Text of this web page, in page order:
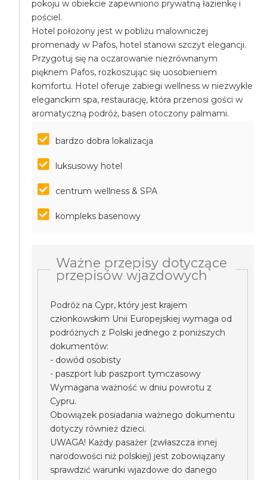
pokoju w obiekcie zapewniono prywatną łazienkę i
pościel.
Hotel położony jest w pobliżu malowniczej
promenady w Pafos, hotel stanowi szczyt elegancji.
Przygotuj się na oczarowanie niezrównanym
pięknem Pafos, rozkoszując się uosobieniem
komfortu. Hotel oferuje zabiegi wellness w niezwykle
eleganckim spa, restaurację, która przenosi gości w
aromatyczną podróż, basen otoczony palmami.
bardzo dobra lokalizacja
luksusowy hotel
centrum wellness & SPA
kompleks basenowy
Ważne przepisy dotyczące
przepisów wjazdowych
Podróż na Cypr, który jest krajem
członkowskim Unii Europejskiej wymaga od
podróżnych z Polski jednego z poniższych
dokumentów:
- dowód osobisty
- paszport lub paszport tymczasowy
Wymagana ważność w dniu powrotu z
Cypru.
Obowiązek posiadania ważnego dokumentu
dotyczy również dzieci.
UWAGA! Każdy pasażer (zwłaszcza innej
narodowości niż polskiej) jest zobowiązany
sprawdzić warunki wjazdowe do danego